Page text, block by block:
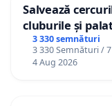
Salvează
cluburile și
3 330 semnături
3 330 Semnături /
4 Aug 2026